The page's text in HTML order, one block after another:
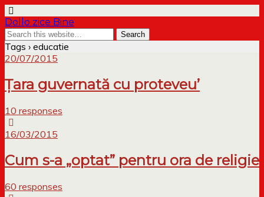
Dollo zice Bine
Tags › educatie
20/07/2015
Țara guvernată cu proteveu’
10 responses
16/03/2015
Cum s-a „optat” pentru ora de religie
60 responses